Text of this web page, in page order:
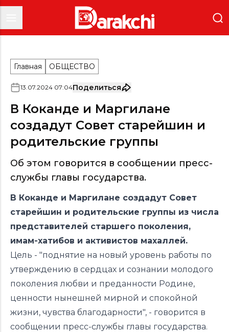
Главная ОБЩЕСТВО
13.07.2024 07:04Поделиться
В Коканде и Маргилане
создадут Совет старейшин и
родительские группы
Об этом говорится в сообщении пресс-
службы главы государства.
В Коканде и Маргилане создадут Совет
старейшин и родительские группы из числа
представителей старшего поколения,
имам-хатибов и активистов махаллей.
Цель - "поднятие на новый уровень работы по
утверждению в сердцах и сознании молодого
поколения любви и преданности Родине,
ценности нынешней мирной и спокойной
жизни, чувства благодарности", - говорится в
сообщении пресс-службы главы государства.